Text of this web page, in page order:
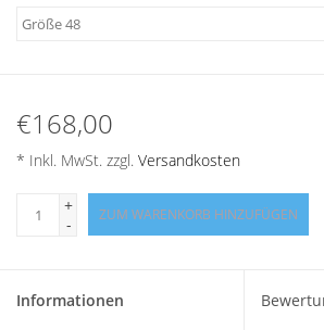
Vertrag widerrufen
Tel.0049(0)7322-919376
Blog-Aktuelles
Marken
€168,00
* Inkl. MwSt. zzgl. Versandkosten
+
-
ZUM WARENKORB HINZUFÜGEN
Informationen